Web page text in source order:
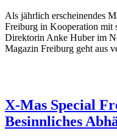
Als jährlich erscheinendes
Freiburg in Kooperation mit
Direktorin Anke Huber im
Magazin Freiburg geht aus
X-Mas Special
Besinnliches